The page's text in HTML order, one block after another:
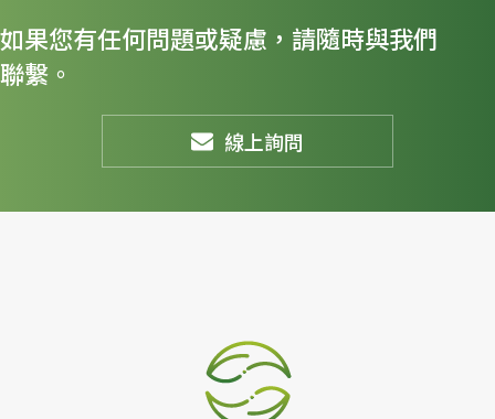
如果您有任何問題或疑慮，請隨時與我們
聯繫。
線上詢問